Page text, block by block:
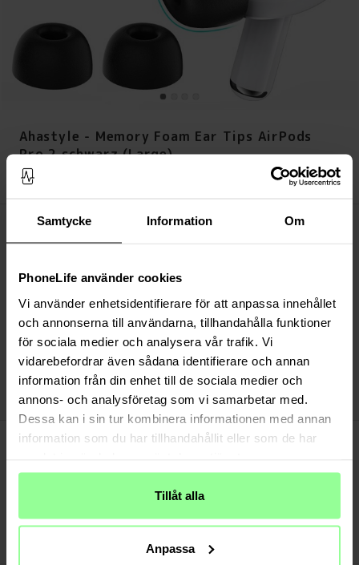
Samtycke Information Om
PhoneLife använder cookies
Vi använder enhetsidentifierare för att anpassa innehållet
och annonserna till användarna, tillhandahålla funktioner
för sociala medier och analysera vår trafik. Vi
vidarebefordrar även sådana identifierare och annan
information från din enhet till de sociala medier och
annons- och analysföretag som vi samarbetar med.
Dessa kan i sin tur kombinera informationen med annan
information som du har tillhandahållit eller som de har
Tillåt alla
Anpassa
Ahastyle - Memory Foam Ear Tips AirPods
Pro 2 schwarz (Large)
Preis
7,95 €
Immer kostenloser Versand
Schnelle Lieferung (Deutsche Post)
Versand aus unserem Lager in Schweden
Bezahle sicher via Klarna oder PayPal
30 Tage Rückgaberecht
Art number: 54385 Ahastyle
PRODUKTBESCHREIBUNG
- Apple AirPods Pro 2 (2022)
Farbe: Schwarz